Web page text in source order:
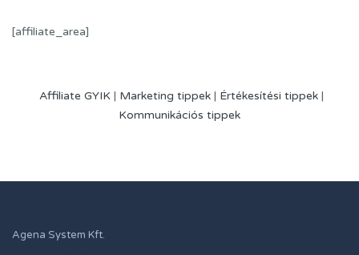
[affiliate_area]
Affiliate GYIK| Marketing tippek| Értékesítési tippek|
Kommunikációs tippek
Agena System Kft.